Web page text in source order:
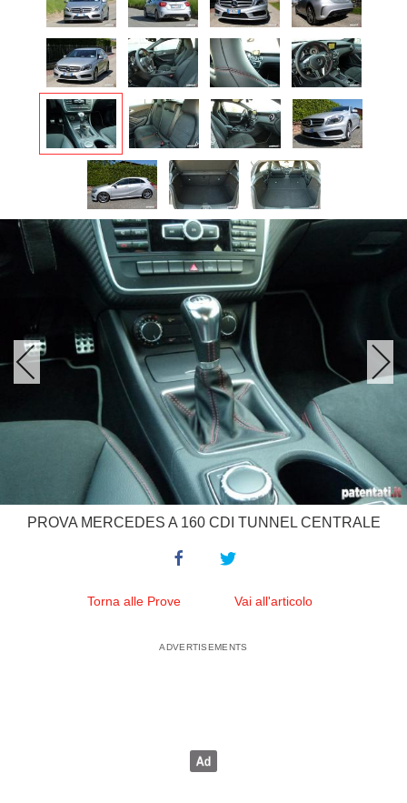
PROVA MERCEDES A 160 CDI TUNNEL CENTRALE
Torna alle Prove Vai all'articolo